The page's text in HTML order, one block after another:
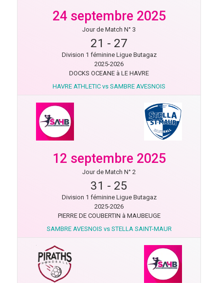
24 septembre 2025
Jour de Match N° 3
21 - 27
Division 1 féminine Ligue Butagaz
2025-2026
DOCKS OCEANE à LE HAVRE
HAVRE ATHLETIC vs SAMBRE AVESNOIS
12 septembre 2025
Jour de Match N° 2
31 - 25
Division 1 féminine Ligue Butagaz
2025-2026
PIERRE DE COUBERTIN à MAUBEUGE
SAMBRE AVESNOIS vs STELLA SAINT-MAUR